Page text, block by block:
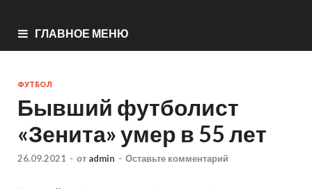
ГЛАВНОЕ МЕНЮ
ФУТБОЛ
Бывший футболист
«Зенита» умер в 55 лет
26.09.2021 - от admin - Оставьте комментарий